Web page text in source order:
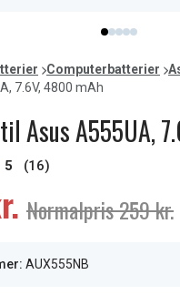
item
0
item
1
item
2
item
3
item
4
Computerbatterier
7.6V, 4800 mAh
Asus A555UA,
5 (16)
Normalpris 259 kr.
AUX555NB